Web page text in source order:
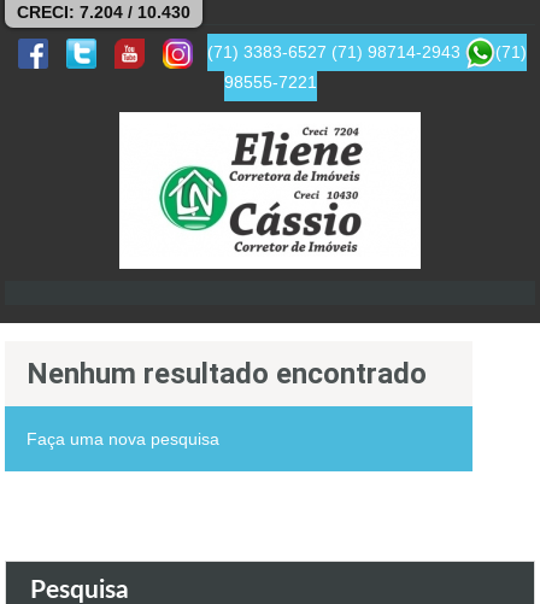
CRECI: 7.204 / 10.430
(71) 3383-6527 (71) 98714-2943
(71)
98555-7221
Nenhum resultado encontrado
Faça uma nova pesquisa
Pesquisa